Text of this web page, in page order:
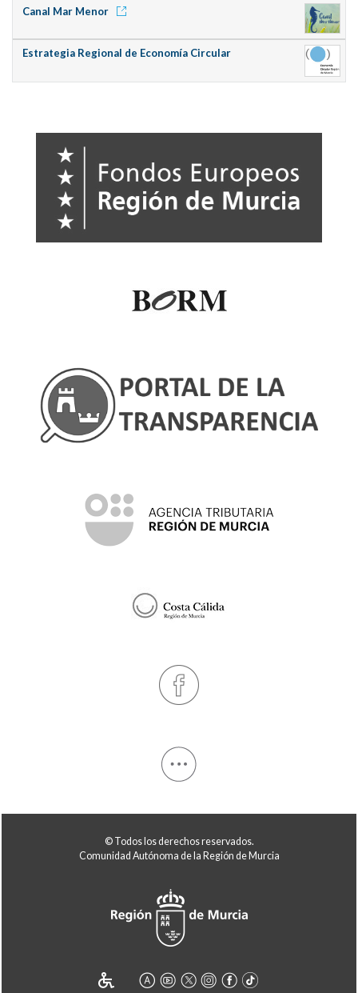
Canal Mar Menor
Estrategia Regional de Economía Circular
© Todos los derechos reservados.
Comunidad Autónoma de la Región de Murcia